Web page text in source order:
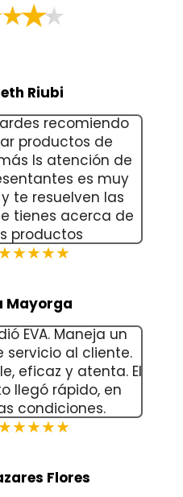
Riubi
recomiendo
productos de
ls atención de
es muy
te resuelven las
tienes acerca de
productos
Mayorga
EVA. Maneja un
servicio al cliente.
eficaz y atenta. El
llegó rápido, en
condiciones.
Flores